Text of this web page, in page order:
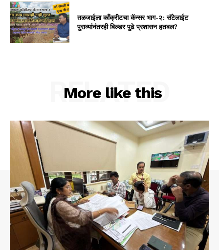
तळजाईला कॉंक्रीटचा कॅन्सर भाग-२: सॅटेलाईट
पुराव्यांनंतरही बिल्डर पुढे प्रशासन हतबल?
More like this
RELATED